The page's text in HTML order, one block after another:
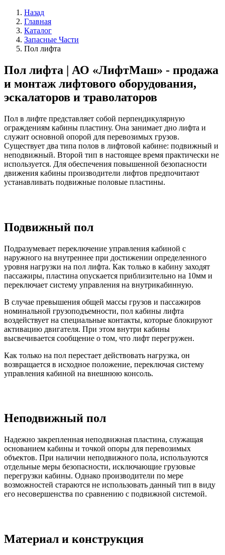
Назад
Главная
Каталог
Запасные Части
Пол лифта
Пол лифта | АО «ЛифтМаш» - продажа
и монтаж лифтового оборудования,
эскалаторов и траволаторов
Пол в лифте представляет собой перпендикулярную
ограждениям кабины пластину. Она занимает дно лифта и
служит основной опорой для перевозимых грузов.
Существует два типа полов в лифтовой кабине: подвижный и
неподвижный. Второй тип в настоящее время практически не
используется. Для обеспечения повышенной безопасности
движения кабины производители лифтов предпочитают
устанавливать подвижные половые пластины.
Подвижный пол
Подразумевает переключение управления кабиной с
наружного на внутреннее при достижении определенного
уровня нагрузки на пол лифта. Как только в кабину заходят
пассажиры, пластина опускается приблизительно на 10мм и
переключает систему управления на внутрикабинную.
В случае превышения общей массы грузов и пассажиров
номинальной грузоподъемности, пол кабины лифта
воздействует на специальные контакты, которые блокируют
активацию двигателя. При этом внутри кабины
высвечивается сообщение о том, что лифт перегружен.
Как только на пол перестает действовать нагрузка, он
возвращается в исходное положение, переключая систему
управления кабиной на внешнюю консоль.
Неподвижный пол
Надежно закрепленная неподвижная пластина, служащая
основанием кабины и точкой опоры для перевозимых
объектов. При наличии неподвижного пола, используются
отдельные меры безопасности, исключающие грузовые
перегрузки кабины. Однако производители по мере
возможностей стараются не использовать данный тип в виду
его несовершенства по сравнению с подвижной системой.
Материал и конструкция